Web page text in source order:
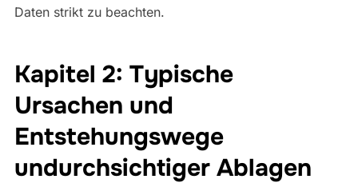
Daten strikt zu beachten.
Kapitel 2: Typische
Ursachen und
Entstehungswege
undurchsichtiger Ablagen